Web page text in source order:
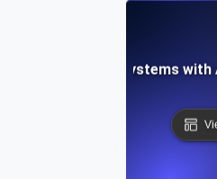
Proofing API Ecosystems